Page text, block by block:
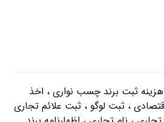
ثبت برند چسب نواری ، اخذ
، ثبت لوگو ، ثبت علائم تجاری